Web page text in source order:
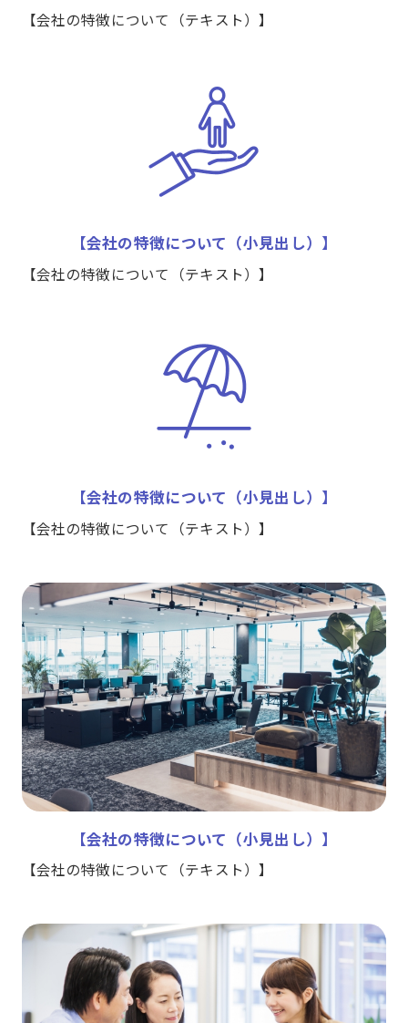
【会社の特徴について（テキスト）】
【会社の特徴について（小見出し）】
【会社の特徴について（テキスト）】
【会社の特徴について（小見出し）】
【会社の特徴について（テキスト）】
【会社の特徴について（小見出し）】
【会社の特徴について（テキスト）】